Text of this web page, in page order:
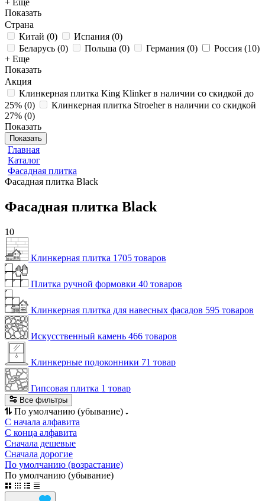
+ Еще
Показать
Страна
Китай (0) Испания (0)
Беларусь (0) Польша (0) Германия (0) Россия (10)
+ Еще
Показать
Акция
Клинкерная плитка King Klinker в наличии со скидкой до
25% (0)
Клинкерная плитка Stroeher в наличии со скидкой
27% (0)
Показать
Показать
Главная
Каталог
Фасадная плитка
Фасадная плитка Black
Фасадная плитка Black
10
Клинкерная плитка 1705 товаров
Плитка ручной формовки 40 товаров
Клинкерная плитка для навесных фасадов 595 товаров
Искусственный камень 466 товаров
Клинкерные подоконники 71 товар
Гипсовая плитка 1 товар
Все фильтры
По умолчанию (убывание)
С начала алфавита
С конца алфавита
Сначала дешевые
Сначала дорогие
По умолчанию (возрастание)
По умолчанию (убывание)